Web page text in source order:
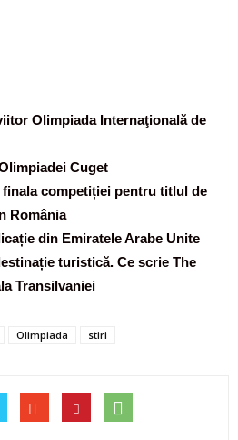
Olimpiada Internaţională de
Cuget
finala competiției pentru titlul de
România
din Emiratele Arabe Unite
turistică. Ce scrie The
Transilvaniei
Olimpiada stiri